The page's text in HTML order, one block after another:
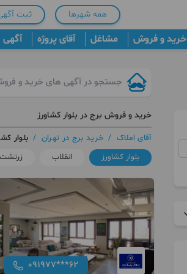
همه شهرها ثبت
خرید و فروش مشاغل آقای پروژه
خرید و فروش برج در بلوار کشاورز
آقای املاک / خرید برج در تهران / بلوار
بلوار کشاورز
انقلاب زرتشت
091977***62